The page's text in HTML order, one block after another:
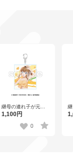
継母の連れ子が元カ
ノだった BIGアクリ
月【ゲーマーズ】
1,100円
0